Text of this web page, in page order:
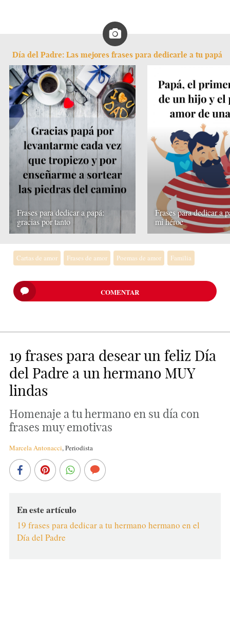
Día del Padre: Las mejores frases para dedicarle a tu papá
Frases para dedicar a papá:
gracias por tanto
Frases para dedicar a
mi héroe
Cartas de amor Frases de amor Poemas de amor Familia
COMENTAR
19 frases para desear un feliz Día
del Padre a un hermano MUY
lindas
Homenaje a tu hermano en su día con
frases muy emotivas
Marcela Antonacci,Periodista
En este artículo
19 frases para dedicar a tu hermano hermano en el
Día del Padre